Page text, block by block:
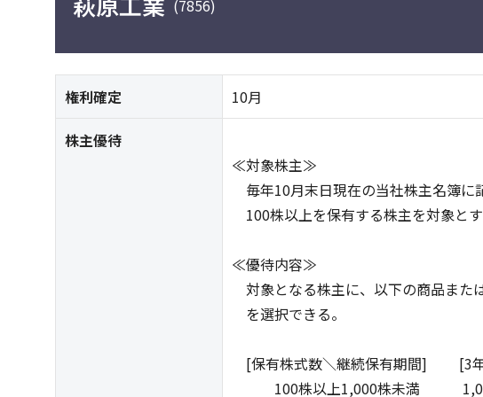
(7856)
権利確定 10月
株主優待
≪対象株主≫
毎年10月末日現在の当社株主名簿に
100株以上を保有する株主を対象とす
≪優待内容≫
対象となる株主に、以下の商品また
を選択できる。
[保有株式数＼継続保有期間]
100株以上1,000株未満 1,000